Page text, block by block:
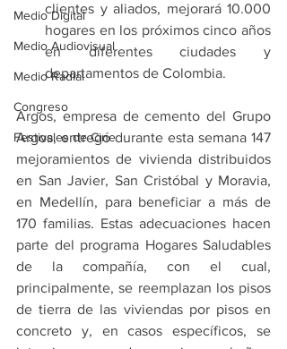
Medio Digital
Medio Audiovisual
Medio Radial
Congreso
Festivales de Cine
clientes y aliados, mejorará 10.000
hogares en los próximos cinco años
en diferentes ciudades y
departamentos de Colombia.
Argos, empresa de cemento del Grupo
Argos, entregó durante esta semana 147
mejoramientos de vivienda distribuidos
en San Javier, San Cristóbal y Moravia,
en Medellín, para beneficiar a más de
170 familias. Estas adecuaciones hacen
parte del programa Hogares Saludables
de la compañía, con el cual,
principalmente, se reemplazan los pisos
de tierra de las viviendas por pisos en
concreto y, en casos específicos, se